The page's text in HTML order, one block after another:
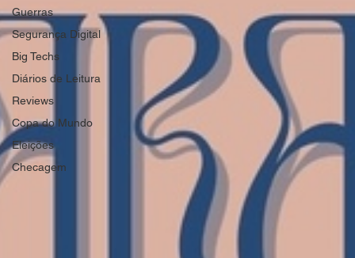
Guerras
Segurança Digital
Big Techs
Diários de Leitura
Reviews
Copa do Mundo
Eleições
Checagem